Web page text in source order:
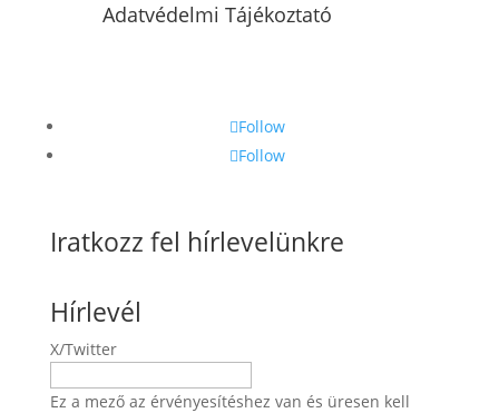
Adatvédelmi Tájékoztató
Follow
Follow
Iratkozz fel hírlevelünkre
Hírlevél
X/Twitter
Ez a mező az érvényesítéshez van és üresen kell